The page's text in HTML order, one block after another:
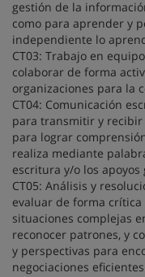
gestión de la
como para aprender y
independiente lo
CT03: Trabajo en
colaborar de forma
organizaciones para la
CT04: Comunicación
para transmitir y recibir
para lograr
realiza mediante
escritura y/o los apoyos
CT05: Análisis y
evaluar de forma
situaciones complejas
reconocer patrones, y
y perspectivas para
negociaciones